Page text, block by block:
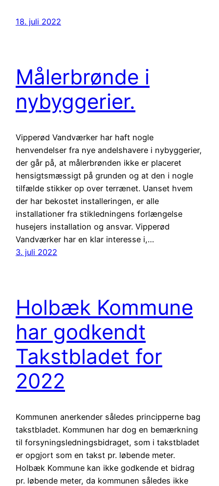
18. juli 2022
Målerbrønde i
nybyggerier.
Vipperød Vandværker har haft nogle
henvendelser fra nye andelshavere i nybyggerier,
der går på, at målerbrønden ikke er placeret
hensigtsmæssigt på grunden og at den i nogle
tilfælde stikker op over terrænet. Uanset hvem
der har bekostet installeringen, er alle
installationer fra stikledningens forlængelse
husejers installation og ansvar. Vipperød
Vandværker har en klar interesse i,…
3. juli 2022
Holbæk Kommune
har godkendt
Takstbladet for
2022
Kommunen anerkender således principperne bag
takstbladet. Kommunen har dog en bemærkning
til forsyningsledningsbidraget, som i takstbladet
er opgjort som en takst pr. løbende meter.
Holbæk Kommune kan ikke godkende et bidrag
pr. løbende meter, da kommunen således ikke